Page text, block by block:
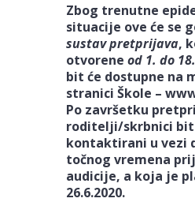
Zbog trenutne
situacije ove će se
sustav pretprijava,
otvorene od 1. do
bit će dostupne na
stranici Škole –
Po završetku
roditelji/skrbnici bit
kontaktirani u vezi
točnog vremena
audicije, a koja je
26.6.2020.